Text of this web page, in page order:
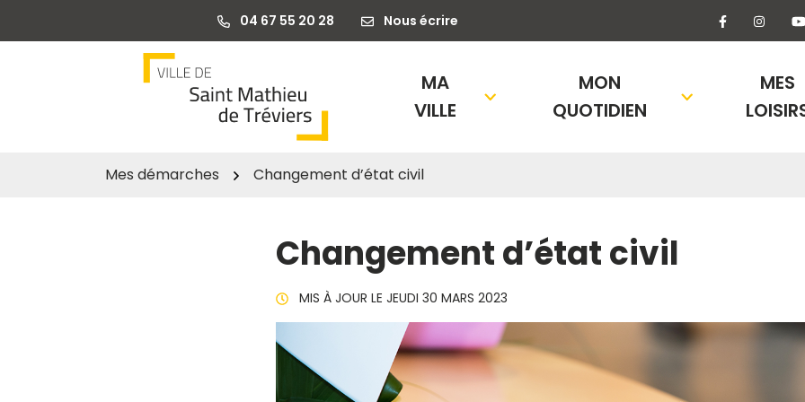
04 67 55 20 28 Nous écrire Lien vers le
Lien
MA
VILLE
MON
QUOTIDIEN
MES
Mes démarches Changement d’état civil
Changement d’état civil
MIS À JOUR LE JEUDI 30 MARS 2023